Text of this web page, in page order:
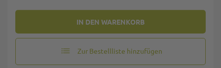
IN DEN WARENKORB
Zur Bestellliste hinzufügen